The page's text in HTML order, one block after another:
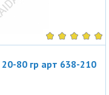
80 гр арт 638-210